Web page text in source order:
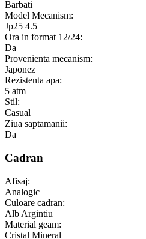
Barbati
Model Mecanism:
Jp25 4.5
Ora in format 12/24:
Da
Provenienta mecanism:
Japonez
Rezistenta apa:
5 atm
Stil:
Casual
Ziua saptamanii:
Da
Cadran
Afisaj:
Analogic
Culoare cadran:
Alb Argintiu
Material geam:
Cristal Mineral